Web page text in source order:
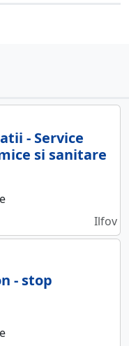
- Service
si sanitare
Ilfov
- stop